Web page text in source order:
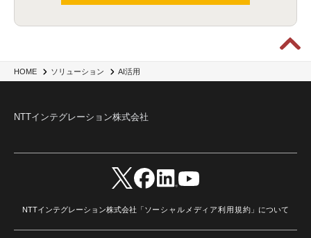
HOME ソリューション AI活用
NTTインテグレーション株式会社
NTTインテグレーション株式会社「ソーシャルメディア利用規約 」について